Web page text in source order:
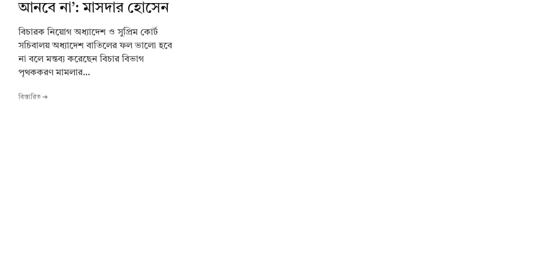
আনবে না’: মাসদার হোসেন
বিচারক নিয়োগ অধ্যাদেশ ও সুপ্রিম কোর্ট
সচিবালয় অধ্যাদেশ বাতিলের ফল ভালো হবে
না বলে মন্তব্য করেছেন বিচার বিভাগ
পৃথককরণ মামলার...
বিস্তারিত ➔